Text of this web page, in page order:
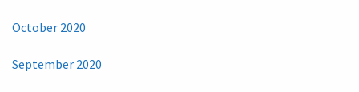
October 2020
September 2020